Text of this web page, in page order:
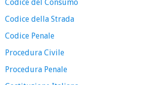
Codice del Consumo
Codice della Strada
Codice Penale
Procedura Civile
Procedura Penale